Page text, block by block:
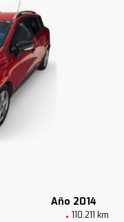
Año 2014
110.211 km